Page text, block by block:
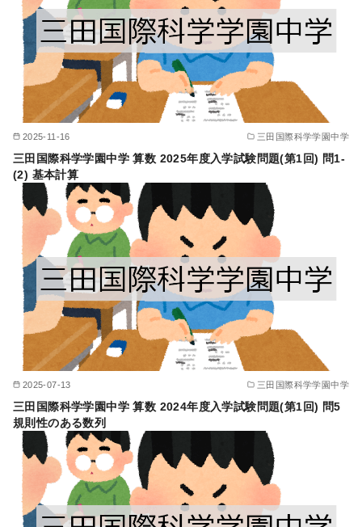
2025-11-16 三田国際科学学園中学
三田国際科学学園中学 算数 2025年度入学試験問題(第1回) 問1-
(2) 基本計算
2025-07-13 三田国際科学学園中学
三田国際科学学園中学 算数 2024年度入学試験問題(第1回) 問5
規則性のある数列